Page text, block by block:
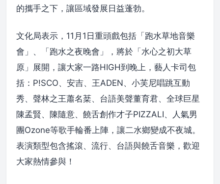
的攜手之下，讓區域發展日益蓬勃。
文化局表示，11月1日重頭戲包括「跑水草地音樂
會」、「跑水之夜晚會」，將於「水心之初大草
原」展開，讓大家一路HIGH到晚上，藝人卡司包
括：P!SCO、安吉、王ADEN、小芙尼唱跳互動
秀、聲林之王蕭名棻、台語美聲董育君、全球巨星
陳孟賢、陳隨意、饒舌創作才子PIZZALI、人氣男
團Ozone等歌手輪番上陣，讓二水鄉變成不夜城。
表演類型包含搖滾、流行、台語與饒舌音樂，歡迎
大家熱情參與！